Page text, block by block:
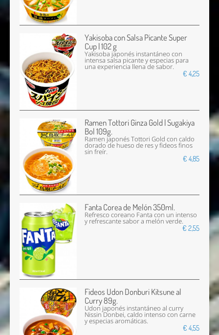
Yakisoba con Salsa Picante Super
Cup | 102 g
Yakisoba japonés instantáneo con
intensa salsa picante y especias para
una experiencia llena de sabor.
€ 4,25
Ramen Tottori Ginza Gold | Sugakiya
Bol 109g.
Ramen japonés Tottori Gold con caldo
dorado de hueso de res y fideos finos
sin freír.
€ 4,85
Fanta Corea de Melón 350ml.
Refresco coreano Fanta con un intenso
y refrescante sabor a melón verde.
€ 2,55
Fideos Udon Donburi Kitsune al
Curry 89g.
Udon japonés instantáneo al curry
Nissin Donbei, caldo intenso con carne
y especias aromáticas.
€ 4,55